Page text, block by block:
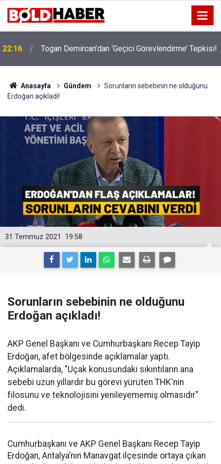
19:32 Sıcak Havalarda Ödem Şikayetini Hafife Almayın!
Anasayfa Gündem
Sorunların sebebinin ne olduğunu
Erdoğan açıkladı!
19:58
31 Temmuz 2021
Sorunların sebebinin ne olduğunu
Erdoğan açıkladı!
AKP Genel Başkanı ve Cumhurbaşkanı Recep Tayip
Erdoğan, afet bölgesinde açıklamalar yaptı.
Açıklamalarda, "Uçak konusundaki sıkıntıların ana
sebebi uzun yıllardır bu görevi yürüten THK'nin
filosunu ve teknolojisini yenileyememiş olmasıdır"
dedi.
Cumhurbaşkanı ve AKP Genel Başkanı Recep Tayip
Erdoğan, Antalya’nın Manavgat ilçesinde ortaya çıkan